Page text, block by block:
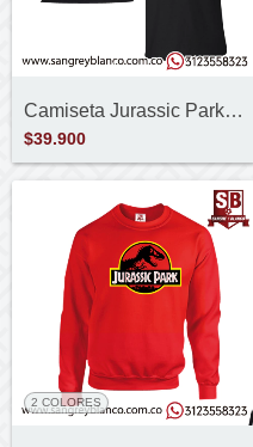
Camiseta Jurassic Park Logo
$39.900
2 COLORES